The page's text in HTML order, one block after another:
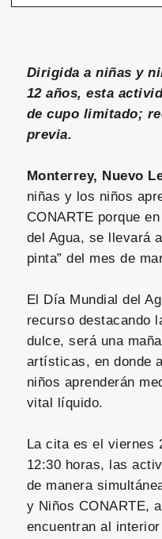
Dirigida a niñas y
12 años, esta
de cupo limitado;
previa.
Monterrey, Nuevo
niñas y los niños
CONARTE porque
del Agua, se llevará
pinta” del mes de
El Día Mundial del
recurso destacando
dulce, será una
artísticas, en donde
niños aprenderán
vital líquido.
La cita es el viernes
12:30 horas, las
de manera
y Niños CONARTE,
encuentran al